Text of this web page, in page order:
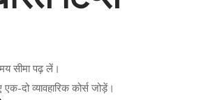
सीमा पढ़ लें।
दो व्यावहारिक कोर्स जोड़ें।